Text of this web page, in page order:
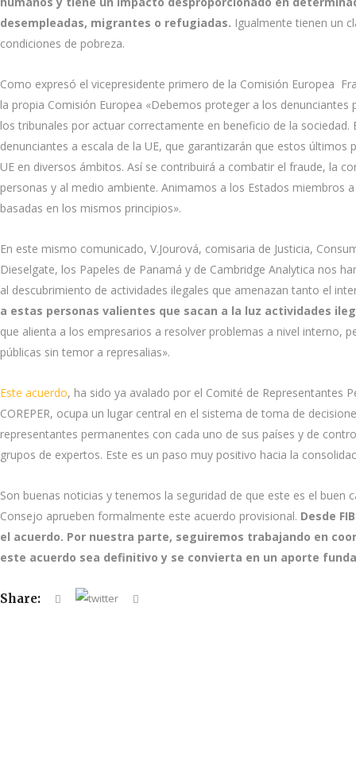
desempleadas, migrantes o refugiadas. Igualmente tienen un
condiciones de pobreza.
Como expresó el vicepresidente primero de la Comisión Europea
la propia Comisión Europea «Debemos proteger a los
los tribunales por actuar correctamente en beneficio de la
denunciantes a escala de la UE, que garantizarán que estos
UE en diversos ámbitos. Así se contribuirá a combatir el fraude, la
personas y al medio ambiente. Animamos a los Estados miembros
basadas en los mismos principios».
En este mismo comunicado, V.Jourová, comisaria de Justicia,
Dieselgate, los Papeles de Panamá y de Cambridge Analytica nos
al descubrimiento de actividades ilegales que amenazan tanto el
a estas personas valientes que sacan a la luz actividades
que alienta a los empresarios a resolver problemas a nivel interno,
públicas sin temor a represalias».
Este acuerdo, ha sido ya avalado por el Comité de Representantes
COREPER, ocupa un lugar central en el sistema de toma de
representantes permanentes con cada uno de sus países y de
grupos de expertos. Este es un paso muy positivo hacia la
Son buenas noticias y tenemos la seguridad de que este es el
Consejo aprueben formalmente este acuerdo provisional. Desde
el acuerdo. Por nuestra parte, seguiremos trabajando en
este acuerdo sea definitivo y se convierta en un aporte
Share: